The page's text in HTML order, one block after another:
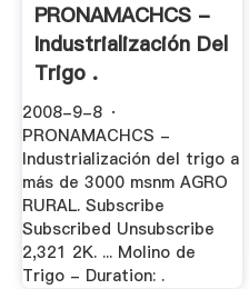
PRONAMACHCS -
Industrialización Del
Trigo .
2008-9-8 ·
PRONAMACHCS -
Industrialización del trigo a
más de 3000 msnm AGRO
RURAL. Subscribe
Subscribed Unsubscribe
2,321 2K. ... Molino de
Trigo - Duration: .